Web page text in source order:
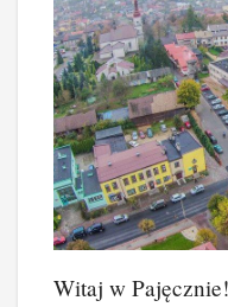
Witaj w